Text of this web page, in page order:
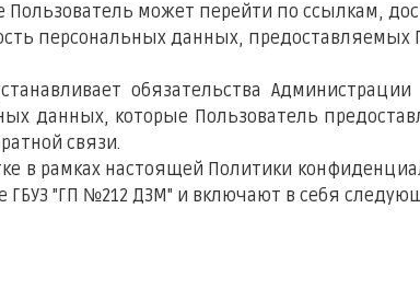
Пользователь может перейти по ссылкам,
персональных данных, предоставляемых
обязательства
данных, которые Пользователь
связи.
в рамках настоящей Политики
ГБУЗ "ГП №212 ДЗМ" и включают в себя